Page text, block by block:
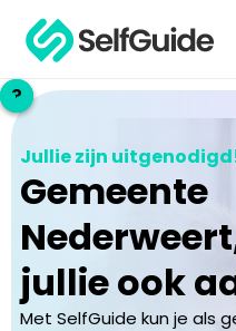
?
?
Jullie zijn
Gemeente
Nederweert
jullie ook
Met SelfGuide kun je als